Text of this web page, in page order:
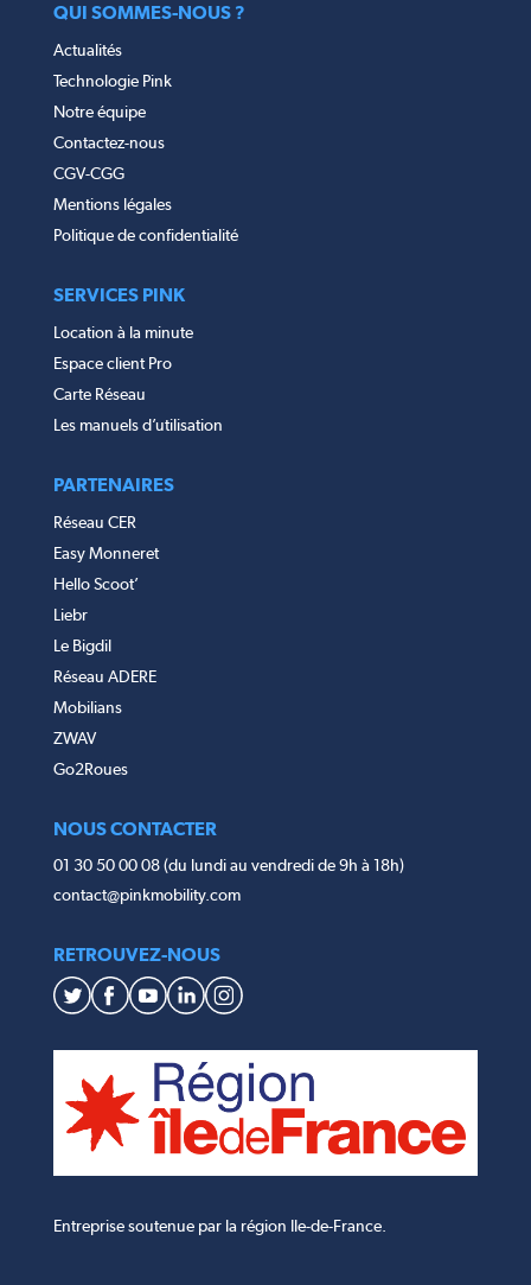
QUI SOMMES-NOUS ?
Actualités
Technologie Pink
Notre équipe
Contactez-nous
CGV-CGG
Mentions légales
Politique de confidentialité
SERVICES PINK
Location à la minute
Espace client Pro
Carte Réseau
Les manuels d’utilisation
PARTENAIRES
Réseau CER
Easy Monneret
Hello Scoot’
Liebr
Le Bigdil
Réseau ADERE
Mobilians
ZWAV
Go2Roues
NOUS CONTACTER
01 30 50 00 08 (du lundi au vendredi de 9h à 18h)
contact@pinkmobility.com
RETROUVEZ-NOUS
Entreprise soutenue par la région Ile-de-France.